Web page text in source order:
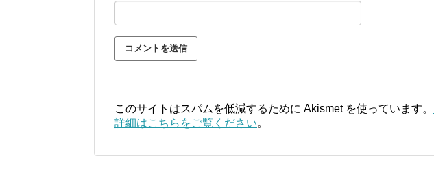
このサイトはスパムを低減するために Akismet を使っています。
詳細はこちらをご覧ください。